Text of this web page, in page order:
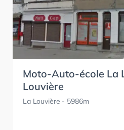
Moto-Auto-école La
Louvière
La Louvière - 5986m